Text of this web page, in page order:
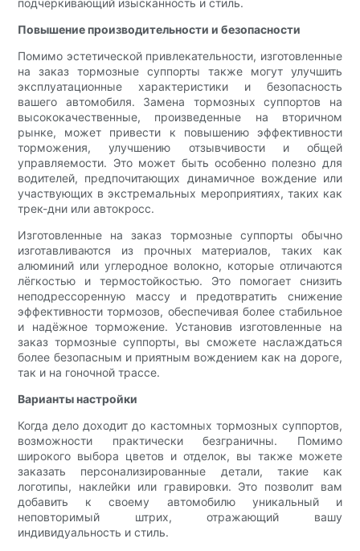
подчеркивающий изысканность и стиль.
Повышение производительности и безопасности
Помимо эстетической привлекательности, изготовленные
на заказ тормозные суппорты также могут улучшить
эксплуатационные характеристики и безопасность
вашего автомобиля. Замена тормозных суппортов на
высококачественные, произведенные на вторичном
рынке, может привести к повышению эффективности
торможения, улучшению отзывчивости и общей
управляемости. Это может быть особенно полезно для
водителей, предпочитающих динамичное вождение или
участвующих в экстремальных мероприятиях, таких как
трек-дни или автокросс.
Изготовленные на заказ тормозные суппорты обычно
изготавливаются из прочных материалов, таких как
алюминий или углеродное волокно, которые отличаются
лёгкостью и термостойкостью. Это помогает снизить
неподрессоренную массу и предотвратить снижение
эффективности тормозов, обеспечивая более стабильное
и надёжное торможение. Установив изготовленные на
заказ тормозные суппорты, вы сможете наслаждаться
более безопасным и приятным вождением как на дороге,
так и на гоночной трассе.
Варианты настройки
Когда дело доходит до кастомных тормозных суппортов,
возможности практически безграничны. Помимо
широкого выбора цветов и отделок, вы также можете
заказать персонализированные детали, такие как
логотипы, наклейки или гравировки. Это позволит вам
добавить к своему автомобилю уникальный и
неповторимый штрих, отражающий вашу
индивидуальность и стиль.